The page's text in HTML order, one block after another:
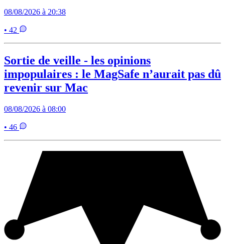
08/08/2026 à 20:38
• 42
Sortie de veille - les opinions
impopulaires : le MagSafe n’aurait pas dû
revenir sur Mac
08/08/2026 à 08:00
• 46